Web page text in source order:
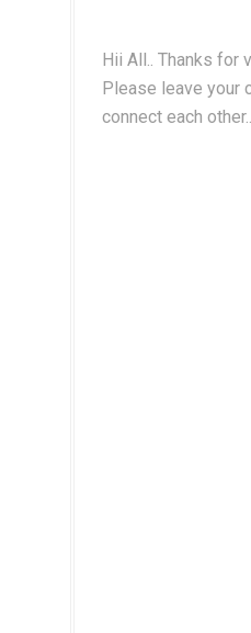
Hii All.. Thanks for
Please leave your
connect each